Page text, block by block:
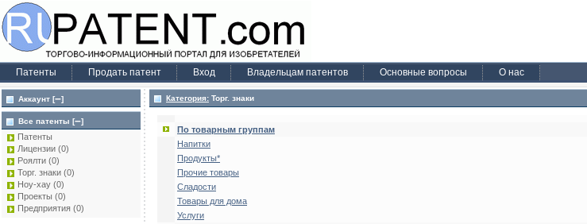
Патенты Продать патент Вход Владельцам патентов Основные вопросы О нас
Аккаунт [–]
Все патенты [–]
Патенты
Лицензии (0)
Роялти (0)
Торг. знаки (0)
Ноу-хау (0)
Проекты (0)
Предприятия (0)
Категория: Торг. знаки
По товарным группам
Напитки
Продукты*
Прочие товары
Сладости
Товары для дома
Услуги